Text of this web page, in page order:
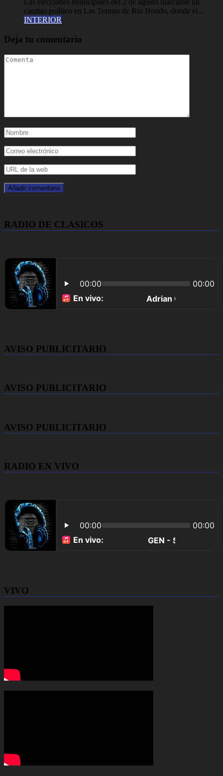
Las elecciones municipales del 2 de agosto marcaron un
cambio político en Las Termas de Río Hondo, donde el...
INTERIOR
Deja tu comentario
RADIO DE CLASICOS
AVISO PUBLICITARIO
AVISO PUBLICITARIO
AVISO PUBLICITARIO
RADIO EN VIVO
VIVO